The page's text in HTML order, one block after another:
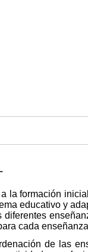
la formación
educativo y
cada
de las